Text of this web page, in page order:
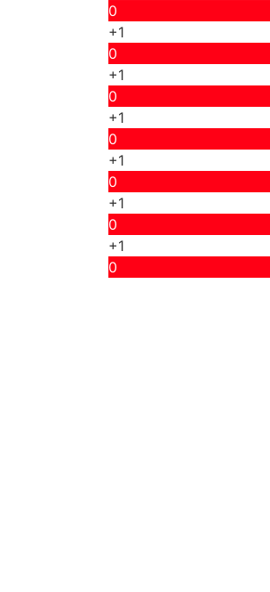
0
+1
0
+1
0
+1
0
+1
0
+1
0
+1
0